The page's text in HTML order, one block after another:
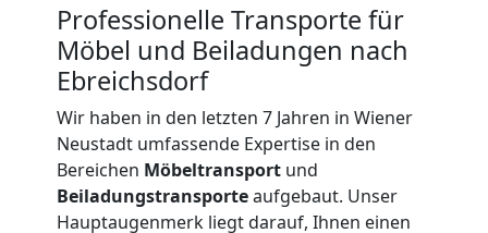
Professionelle Transporte für
Möbel und Beiladungen nach
Ebreichsdorf
Wir haben in den letzten 7 Jahren in Wiener
Neustadt umfassende Expertise in den
Bereichen Möbeltransport und
Beiladungstransporteaufgebaut. Unser
Hauptaugenmerk liegt darauf, Ihnen einen
Wiener
Neustadt
Übersiedlung